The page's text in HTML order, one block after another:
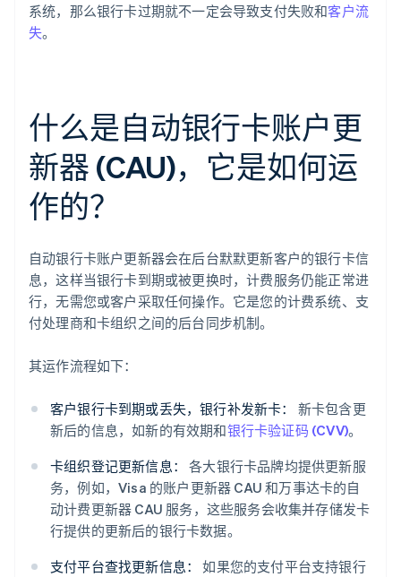
系统，那么银行卡过期就不一定会导致支付失败和客户流
失。
什么是自动银行卡账户更
新器 (CAU)，它是如何运
作的？
自动银行卡账户更新器会在后台默默更新客户的银行卡信
息，这样当银行卡到期或被更换时，计费服务仍能正常进
行，无需您或客户采取任何操作。它是您的计费系统、支
付处理商和卡组织之间的后台同步机制。
其运作流程如下：
客户银行卡到期或丢失，银行补发新卡：
新卡包含更
新后的信息，如新的有效期和银行卡验证码 (CVV)。
卡组织登记更新信息：
各大银行卡品牌均提供更新服
务，例如，Visa 的账户更新器 CAU 和万事达卡的自
动计费更新器 CAU 服务，这些服务会收集并存储发卡
行提供的更新后的银行卡数据。
支付平台查找更新信息：
如果您的支付平台支持银行